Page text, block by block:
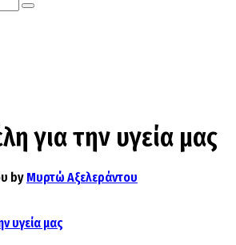
για την υγεία μας
by Μυρτώ Αξελεράντου